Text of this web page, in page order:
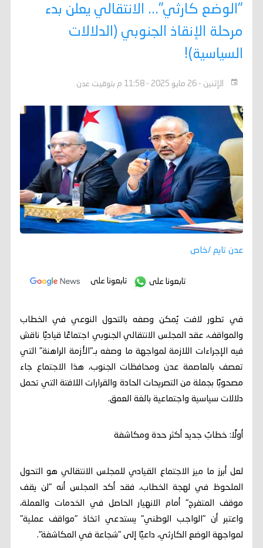
"الوضع كارثي"... الانتقالي يعلن بدء
مرحلة الإنقاذ الجنوبي (الدلالات
السياسية)!
الإثنين - 26 مايو 2025 - 11:58 م بتوقيت عدن
عدن تايم /خاص
تابعونا على تابعونا على
في تطور لافت يُمكن وصفه بالتحول النوعي في الخطاب
والمواقف، عقد المجلس الانتقالي الجنوبي اجتماعًا قياديًا ناقش
فيه الإجراءات اللازمة لمواجهة ما وصفه بـ"الأزمة الراهنة" التي
تعصف بالعاصمة عدن ومحافظات الجنوب، هذا الاجتماع جاء
مصحوبًا بجملة من التصريحات الحادة والقرارات اللافتة التي تحمل
دلالات سياسية واجتماعية بالغة العمق.
أولًا: خطابٌ جديد أكثر حدة ومكاشفة
لعل أبرز ما ميز الاجتماع القيادي للمجلس الانتقالي هو التحول
الملحوظ في لهجة الخطاب، فقد أكد المجلس أنه "لن يقف
موقف المتفرج" أمام الانهيار الحاصل في الخدمات والعملة،
واعتبر أن "الواجب الوطني" يستدعي اتخاذ "مواقف عملية"
لمواجهة الوضع الكارثي، داعيًا إلى "شجاعة في المكاشفة".